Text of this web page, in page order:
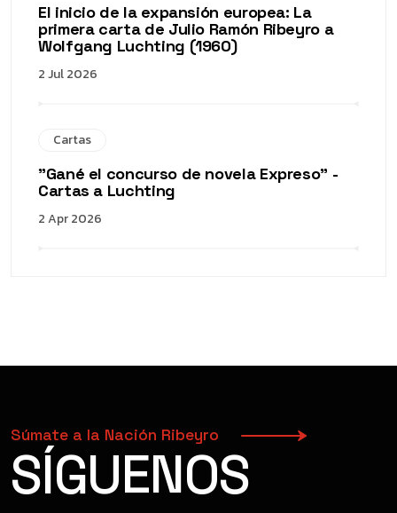
El inicio de la expansión europea: La
primera carta de Julio Ramón Ribeyro a
Wolfgang Luchting (1960)
2 Jul 2026
Cartas
"Gané el concurso de novela Expreso" -
Cartas a Luchting
2 Apr 2026
Súmate a la Nación Ribeyro
SÍGUENOS